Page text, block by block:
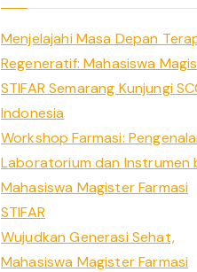
Menjelajahi Masa Depan
Regeneratif: Mahasiswa
STIFAR Semarang Kunjungi
Indonesia
Workshop Farmasi:
Laboratorium dan Instrumen
Mahasiswa Magister Farmasi
STIFAR
Wujudkan Generasi Sehat,
Mahasiswa Magister Farmasi